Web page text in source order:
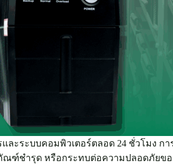
ละระบบคอมพิวเตอร์ตลอด 24 ชั่วโมง กา
ณฑ์ชำรุด หรือกระทบต่อความปลอดภัยข